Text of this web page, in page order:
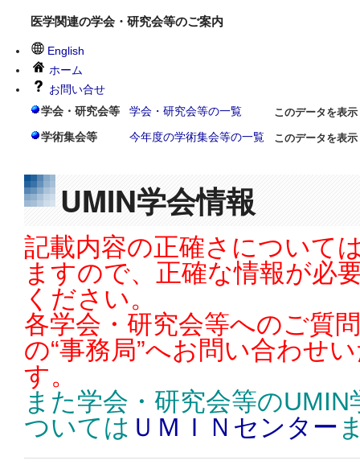
医学関連の学会・研究会等のご案内
English
ホーム
お問い合せ
学会・研究会等
学会・研究会等の一覧 このデータを表示
学術集会等 今年度の学術集会等の一覧 このデータを表示
UMIN学会情報
記載内容の正確さについて
ますので、正確な情報が必
ください。
各学会・研究会等へのご質
の“事務局”へお問い合わせ
す。
また学会・研究会等の
ついては ＵＭＩＮセンター